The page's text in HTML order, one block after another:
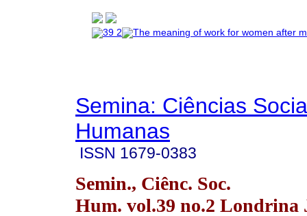
Semina: Ciências
Humanas
ISSN 1679-0383
Semin., Ciênc. Soc.
Hum. vol.39 no.2 Londrina